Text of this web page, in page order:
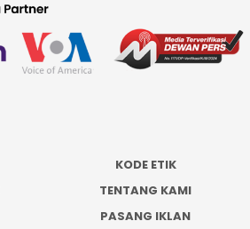
KODE ETIK
TENTANG KAMI
PASANG IKLAN